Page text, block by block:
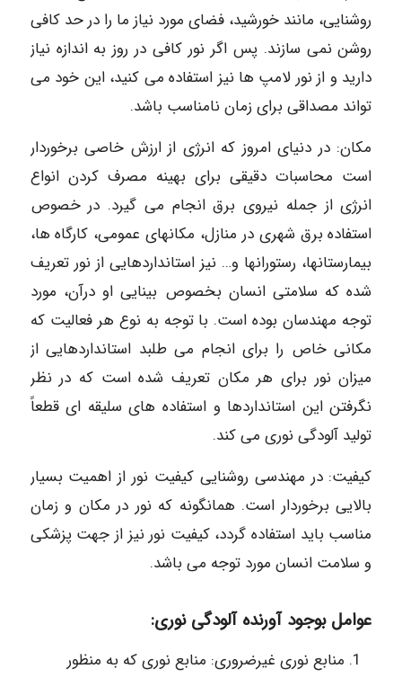
روشنایی، مانند خورشید، فضای مورد نیاز ما را در حد کافی
روشن نمی سازند. پس اگر نور کافی در روز به اندازه نیاز
دارید و از نور لامپ ها نیز استفاده می کنید، این خود می
تواند مصداقی برای زمان نامناسب باشد.
مکان: در دنیای امروز که انرژی از ارزش خاصی برخوردار
است محاسبات دقیقی برای بهینه مصرف کردن انواع
انرژی از جمله نیروی برق انجام می گیرد. در خصوص
استفاده برق شهری در منازل، مکانهای عمومی، کارگاه ها،
بیمارستانها، رستورانها و… نیز استانداردهایی از نور تعریف
شده که سلامتی انسان بخصوص بینایی او درآن، مورد
توجه مهندسان بوده است. با توجه به نوع هر فعالیت که
مکانی خاص را برای انجام می طلبد استانداردهایی از
میزان نور برای هر مکان تعریف شده است که در نظر
نگرفتن این استانداردها و استفاده های سلیقه ای قطعاً
تولید آلودگی نوری می کند.
کیفیت: در مهندسی روشنایی کیفیت نور از اهمیت بسیار
بالایی برخوردار است. همانگونه که نور در مکان و زمان
مناسب باید استفاده گردد، کیفیت نور نیز از جهت پزشکی
و سلامت انسان مورد توجه می باشد.
عوامل بوجود آورنده آلودگی نوری:
منابع نوری غیرضروری: منابع نوری که به منظور